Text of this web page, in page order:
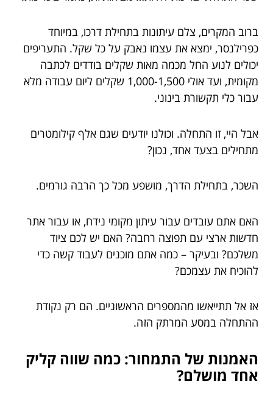
ברוב המקרים, צלם עיתונות בתחילת דרכו, במיוחד
כפרילנסר, ימצא את עצמו נאבק על כל שקל. התעריפים
יכולים לנוע החל מכמה מאות שקלים בודדים לכתבה
מקומית, ועד אולי 1,000-1,500 שקלים ליום עבודה מלא
עבור כלי תקשורת בינוני.
אבל היי, זו התחלה. וכולנו יודעים שגם אלף קילומטרים
מתחילים בצעד אחד, נכון?
השכר, בתחילת הדרך, מושפע מכל כך הרבה גורמים.
האם אתם עובדים עבור עיתון מקומי נידח, או עבור אתר
חדשות ארצי עם תפוצה רחבה? האם יש לכם ציוד
משלכם? ובעיקר – כמה אתם מוכנים לעבוד קשה כדי
להוכיח את עצמכם?
אז אל תתייאשו מהמספרים הראשוניים. הם רק נקודת
ההתחלה במסע המרתק הזה.
האמנות של התמחור: כמה שווה קליק
אחד מושלם?